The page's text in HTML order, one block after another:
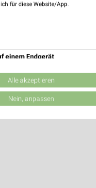
für diese Website/App.
einem Endgerät
Inhalte
Alle akzeptieren
Nein, anpassen